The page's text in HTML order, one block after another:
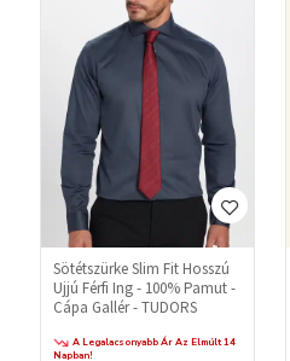
Sötétszürke Slim Fit Hosszú
Ujjú Férfi Ing - 100% Pamut -
Cápa Gallér - TUDORS
A Legalacsonyabb Ár Az Elmúlt 14
Napban!